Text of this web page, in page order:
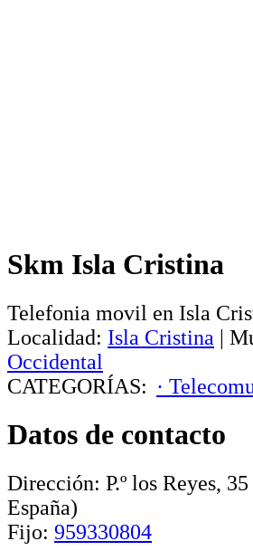
Skm Isla Cristina
Telefonia movil en Isla
Localidad: Isla Cristina |
Occidental
CATEGORÍAS: ·
Datos de contacto
Dirección: P.º los Reyes,
España)
Fijo: 959330804